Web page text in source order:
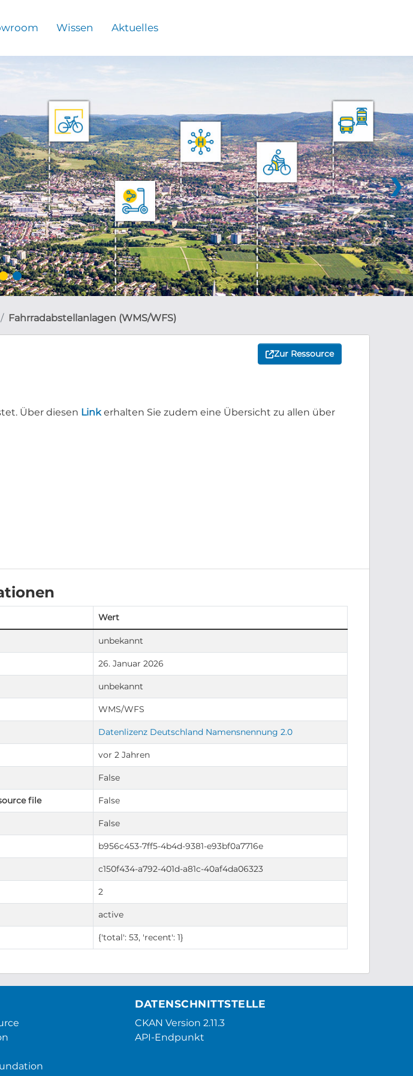
Wissen Aktuelles
❯
Fahrradabstellanlagen (WMS/WFS)
Zur Ressource
Über diesen Linkerhalten Sie zudem eine Übersicht zu allen über
Wert
unbekannt
26. Januar 2026
unbekannt
WMS/WFS
Datenlizenz Deutschland Namensnennung 2.0
vor 2 Jahren
False
file False
False
b956c453-7ff5-4b4d-9381-e93bf0a7716e
c150f434-a792-401d-a81c-40af4da06323
2
active
{'total': 53, 'recent': 1}
DATENSCHNITTSTELLE
CKAN Version 2.11.3
API-Endpunkt